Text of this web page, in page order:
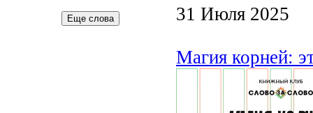
Еще слова
31 Июля 2025
Магия корней: